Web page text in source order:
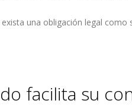
una obligación legal
facilita su